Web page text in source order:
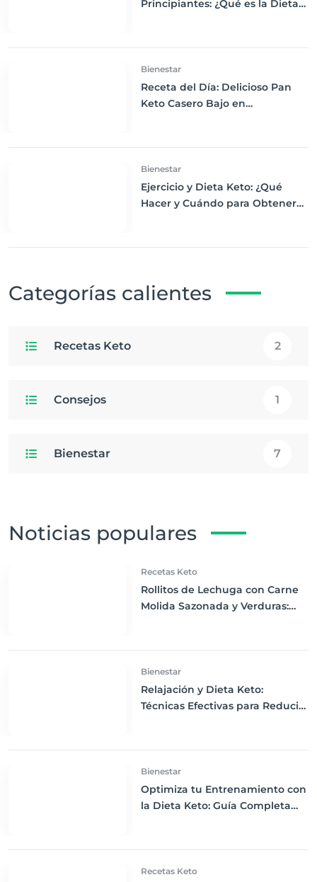
Principiantes: ¿Qué es la Dieta
Bienestar
Receta del Día: Delicioso Pan
Keto Casero Bajo en
Bienestar
Ejercicio y Dieta Keto: ¿Qué
Hacer y Cuándo para Obtener
Categorías calientes
Recetas Keto 2
Consejos 1
Bienestar 7
Noticias populares
Recetas Keto
Rollitos de Lechuga con Carne
Molida Sazonada y Verduras:
Bienestar
Relajación y Dieta Keto:
Técnicas Efectivas para Reducir
Bienestar
Optimiza tu Entrenamiento con
la Dieta Keto: Guía Completa
Recetas Keto